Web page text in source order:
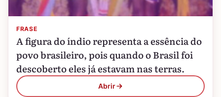
FRASE
A figura do índio representa a essência do
povo brasileiro, pois quando o Brasil foi
descoberto eles já estavam nas terras.
Abrir